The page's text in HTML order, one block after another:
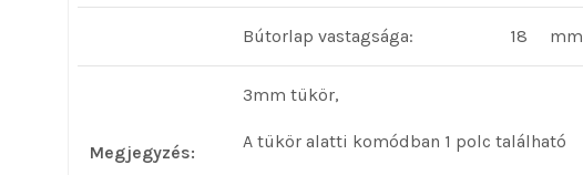
Bútorlap vastagsága: 18 mm
Megjegyzés:
3mm tükör,
A tükör alatti komódban 1 polc található